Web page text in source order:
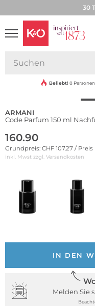
30
VIBES
Beliebt! 8
ARMANI
Code Parfum 150 ml
160.90
Grundpreis: CHF 107.27 /
inkl. Mwst zzgl. Versandkosten
IN DEN
Melden Sie